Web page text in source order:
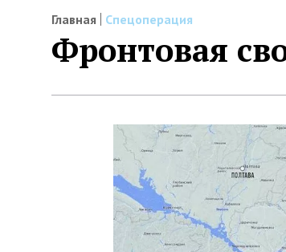
Главная Спецоперация
Фронтовая